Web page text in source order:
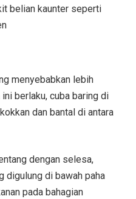
belian kaunter seperti
menyebabkan lebih
berlaku, cuba baring di
dan bantal di antara
dengan selesa,
digulung di bawah paha
pada bahagian